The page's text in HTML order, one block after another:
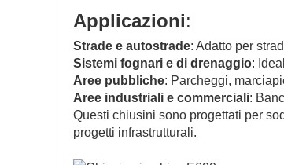
Applicazioni:
Strade e autostrade: Adatto per
Sistemi fognari e di drenaggio:
Aree pubbliche: Parcheggi,
Aree industriali e commerciali:
Questi chiusini sono progettati per
progetti infrastrutturali.